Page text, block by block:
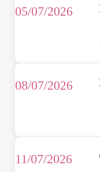
05/07/2026
08/07/2026
11/07/2026